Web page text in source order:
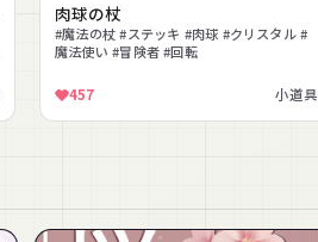
肉球の杖
#魔法の杖 #ステッキ #肉球 #クリスタル #
魔法使い #冒険者 #回転
457 小道具